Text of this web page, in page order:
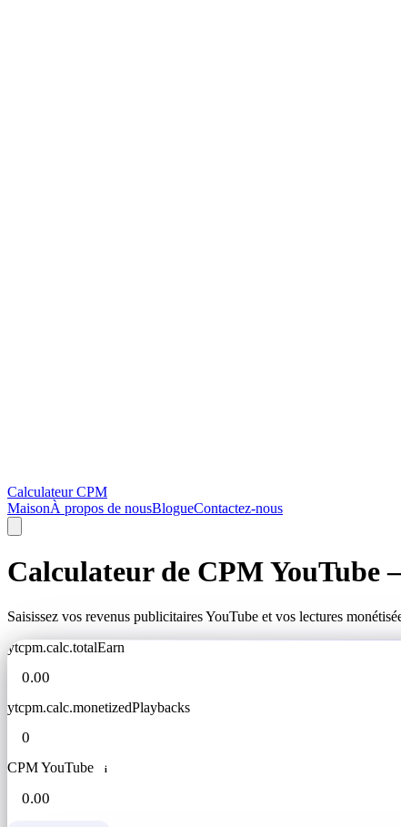
Calculateur CPM
MaisonÀ propos de nousBlogueContactez-nous
Calculateur de CPM
Saisissez vos revenus publicitaires YouTube et vos lectures
ytcpm.calc.totalEarn
ytcpm.calc.monetizedPlaybacks
CPM YouTube i